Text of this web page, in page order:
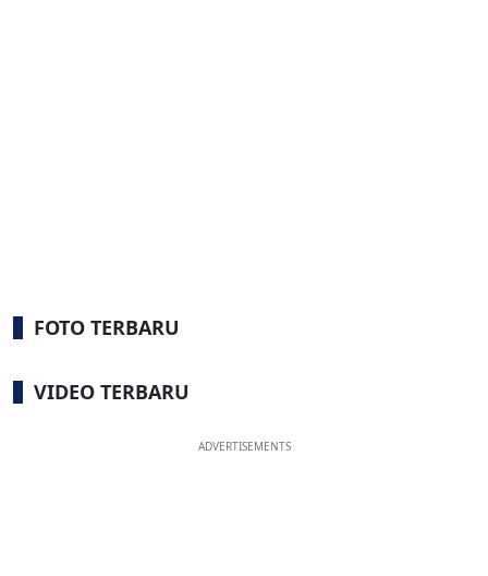
FOTO TERBARU
VIDEO TERBARU
ADVERTISEMENTS